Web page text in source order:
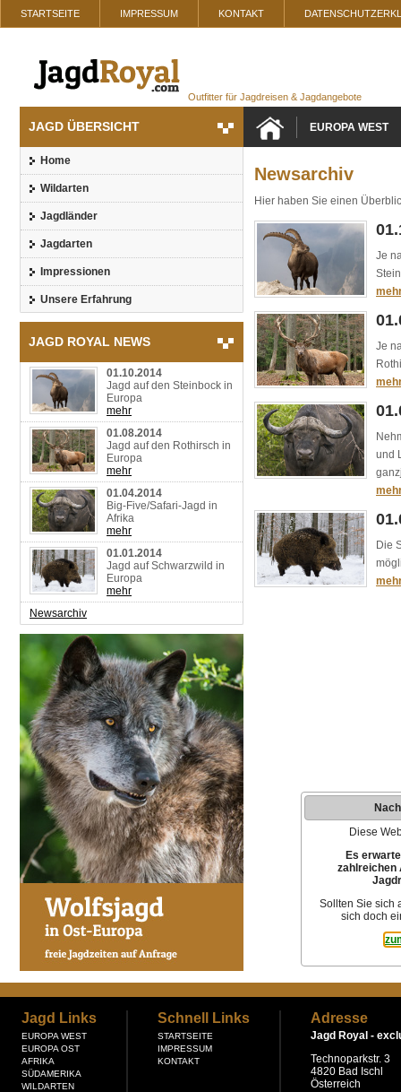
STARTSEITE IMPRESSUM KONTAKT
Outfitter für Jagdreisen & Jagdangebote
JAGD ÜBERSICHT
Home
Wildarten
Jagdländer
Jagdarten
Impressionen
Unsere Erfahrung
JAGD ROYAL NEWS
01.10.2014
Jagd auf den Steinbock in
Europa
mehr
01.08.2014
Jagd auf den Rothirsch in
Europa
mehr
01.04.2014
Big-Five/Safari-Jagd in
Afrika
mehr
01.01.2014
Jagd auf Schwarzwild in
Europa
mehr
Newsarchiv
EUROPA WEST
Newsarchiv
Hier haben Sie einen
Je
Je
und
Die
Jagd Links
EUROPA WEST
EUROPA OST
AFRIKA
SÜDAMERIKA
WILDARTEN
Schnell Links
STARTSEITE
IMPRESSUM
KONTAKT
Adresse
Jagd Royal -
Technoparkstr. 3
4820 Bad Ischl
Österreich
Diese
Es
zahlreichen
Sollten Sie sich
sich doch